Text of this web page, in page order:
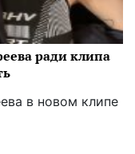
ради клипа
в новом клипе